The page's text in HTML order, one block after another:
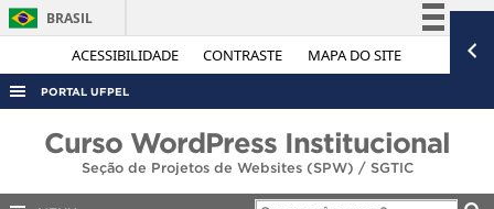
ACESSIBILIDADE CONTRASTE MAPA DO SITE
BRASIL
Simplifique!
Acesso à informação
PORTAL UFPEL
AUDITORIA
Curso WordPress Institucional
Seção de Projetos de Websites (SPW) / SGTIC